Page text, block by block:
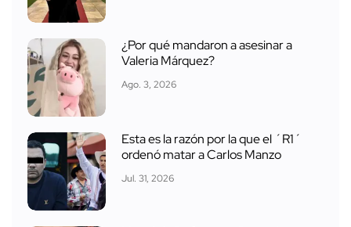
¿Por qué mandaron a asesinar a
Valeria Márquez?
Ago. 3, 2026
Esta es la razón por la que el ´R1´
ordenó matar a Carlos Manzo
Jul. 31, 2026